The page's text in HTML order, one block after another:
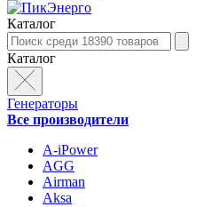
Каталог
Каталог
Генераторы
Все производители
A-iPower
AGG
Airman
Aksa